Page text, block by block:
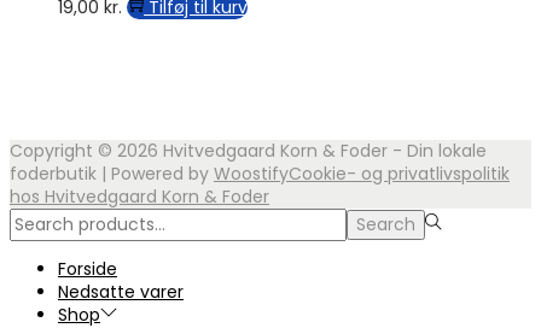
19,00 kr. Tilføj til kurv
Copyright © 2026 Hvitvedgaard Korn & Foder - Din lokale
foderbutik | Powered by WoostifyCookie- og privatlivspolitik
hos Hvitvedgaard Korn & Foder
Search
for:>
Search
Forside
Nedsatte varer
Shop